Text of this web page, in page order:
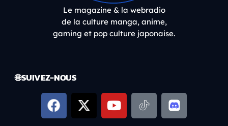
Le magazine & la webradio
de la culture manga, anime,
gaming et pop culture japonaise.
🌐 SUIVEZ-NOUS